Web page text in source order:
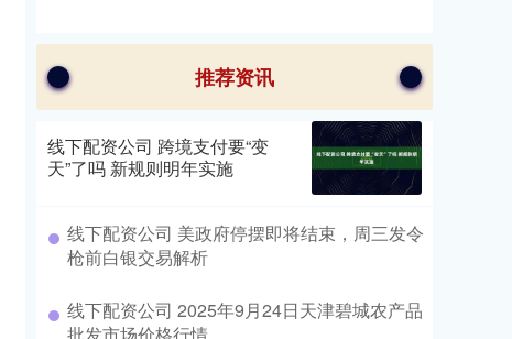
推荐资讯
线下配资公司 跨境支付要“变
天”了吗 新规则明年实施
线下配资公司 美政府停摆即将结束，周三发令
枪前白银交易解析
线下配资公司 2025年9月24日天津碧城农产品
批发市场价格行情